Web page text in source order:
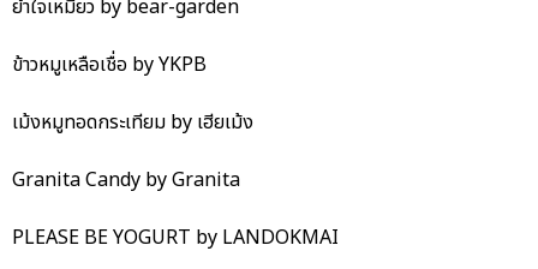
ยำใจเหมียว by bear-garden
ข้าวหมูเหลือเชื่อ by YKPB
เม้งหมูทอดกระเทียม by เฮียเม้ง
Granita Candy by Granita
PLEASE BE YOGURT by LANDOKMAI